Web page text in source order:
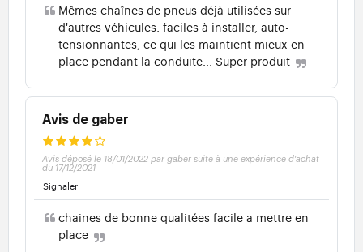
Mêmes chaînes de pneus déjà utilisées sur
d'autres véhicules: faciles à installer, auto-
tensionnantes, ce qui les maintient mieux en
place pendant la conduite... Super produit
Avis de gaber
Avis déposé le 18/01/2022 par gaber suite à une expérience d'achat
du 17/12/2021
Signaler
chaines de bonne qualitées facile a mettre en
place